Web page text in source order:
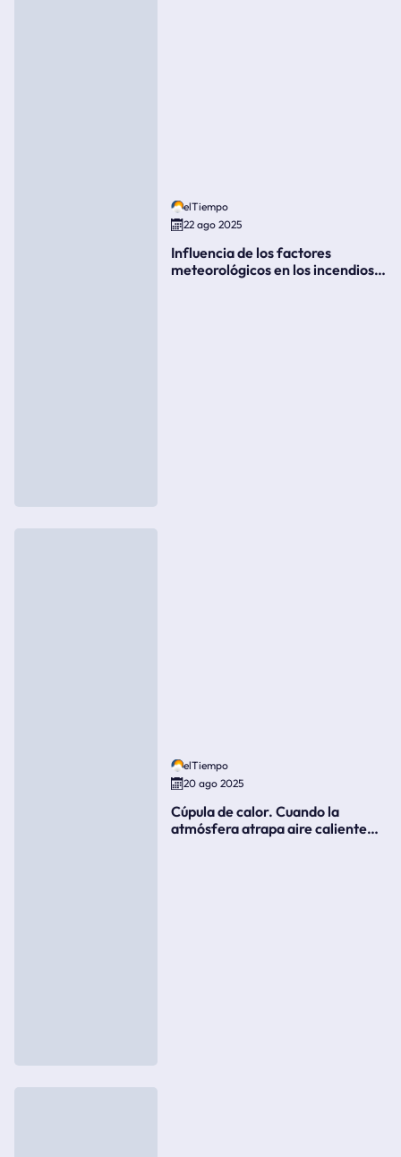
elTiempo
22 ago 2025
Influencia de los factores
meteorológicos en los incendios
elTiempo
20 ago 2025
Cúpula de calor. Cuando la
atmósfera atrapa aire caliente